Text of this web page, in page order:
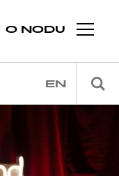
O NODU
EN